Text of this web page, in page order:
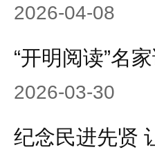
2026-04-08
“开明阅读”名
2026-03-30
纪念民进先贤